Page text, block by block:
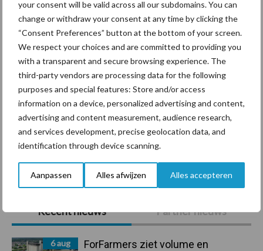
your consent will be valid across all our subdomains. You can
change or withdraw your consent at any time by clicking the
“Consent Preferences” button at the bottom of your screen.
We respect your choices and are committed to providing you
with a transparent and secure browsing experience. The
third-party vendors are processing data for the following
purposes and special features: Store and/or access
information on a device, personalized advertising and content,
advertising and content measurement, audience research,
and services development, precise geolocation data, and
identification through device scanning.
Aanpassen Alles afwijzen Alles accepteren
Sidebar
Recent nieuws Partner nieuws
6 aug
ForFarmers ziet volume en
Diergezondheid Bemesting Fokkerij
Mastitis Hittestress
Toon meer